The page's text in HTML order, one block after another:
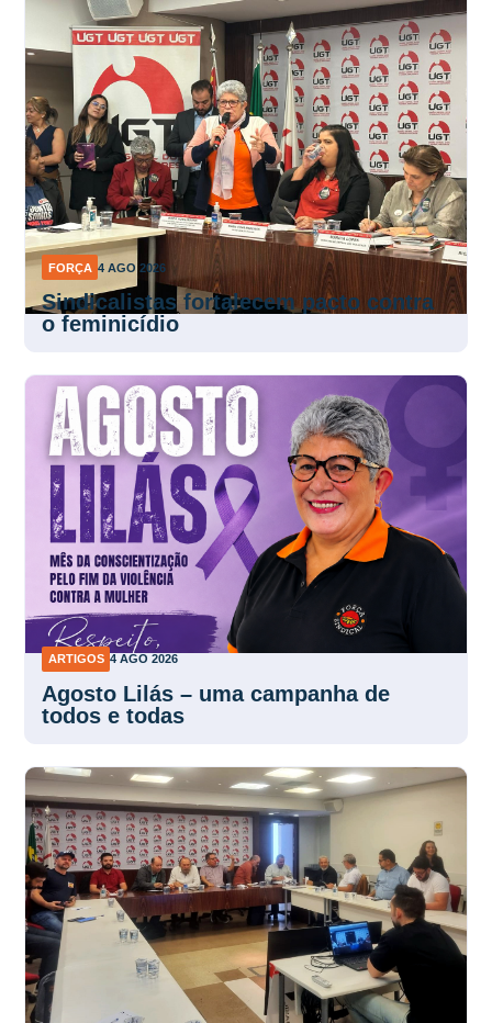
FORÇA 4 AGO 2026
Sindicalistas fortalecem pacto contra
o feminicídio
ARTIGOS 4 AGO 2026
Agosto Lilás – uma campanha de
todos e todas